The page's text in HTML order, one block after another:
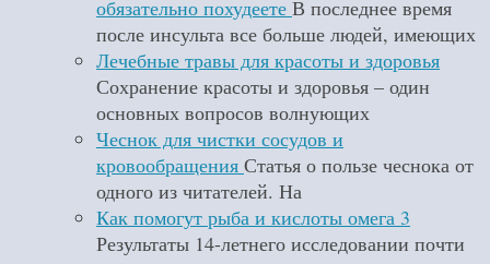
обязательно похудеете В последнее время
после инсульта все больше людей, имеющих
Лечебные травы для красоты и здоровья
Сохранение красоты и здоровья – один
основных вопросов волнующих
Чеснок для чистки сосудов и
кровообращения Статья о пользе чеснока от
одного из читателей. На
Как помогут рыба и кислоты омега 3
Результаты 14-летнего исследовании почти